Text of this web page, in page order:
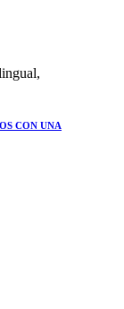
CON UNA